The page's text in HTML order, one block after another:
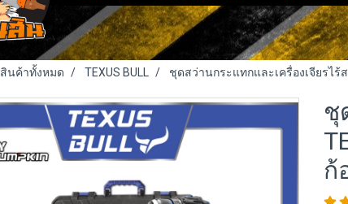
สินค้าทั้งหมด TEXUS BULL ชุดสว่านกระแทกและเครื่องเจียรไร้
ชุ
ก้